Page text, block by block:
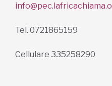
Tel. 0721865159
Cellulare 335258290